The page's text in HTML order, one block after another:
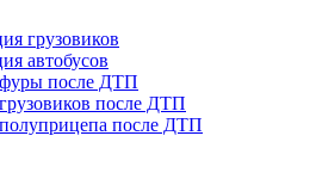
грузовиков
автобусов
после ДТП
после ДТП
после ДТП